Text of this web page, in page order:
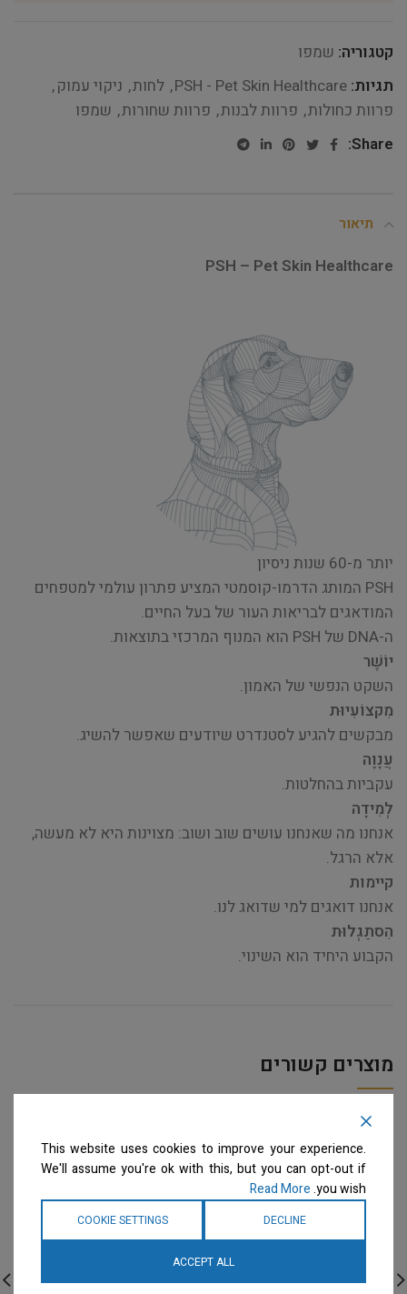
קטגוריה: שמפו
תגיות: PSH - Pet Skin Healthcare
, לחות, ניקוי עמוק,
פרוות כחולות, פרוות לבנות, פרוות שחורות, שמפו
Share:
תיאור
PSH – Pet Skin Healthcare
יותר מ-60 שנות ניסיון
PSH המותג הדרמו-קוסמטי המציע פתרון עולמי למטפחים
המודאגים לבריאות העור של בעל החיים.
ה-DNA של PSH הוא המנוף המרכזי בתוצאות.
יוֹשֶׁר
השקט הנפשי של האמון.
מִקצוֹעִיוּת
מבקשים להגיע לסטנדרט שיודעים שאפשר להשיג.
עֲנָוָה
עקביות בהחלטות.
לְמִידָה
אנחנו מה שאנחנו עושים שוב ושוב: מצוינות היא לא מעשה,
אלא הרגל.
קיימות
אנחנו דואגים למי שדואג לנו.
הִסתַגְלוּת
הקבוע היחיד הוא השינוי.
מוצרים קשורים
This website uses cookies to improve your experience.
We'll assume you're ok with this, but you can opt-out if
you wish.
Read More
DECLINE
COOKIE SETTINGS
ACCEPT ALL